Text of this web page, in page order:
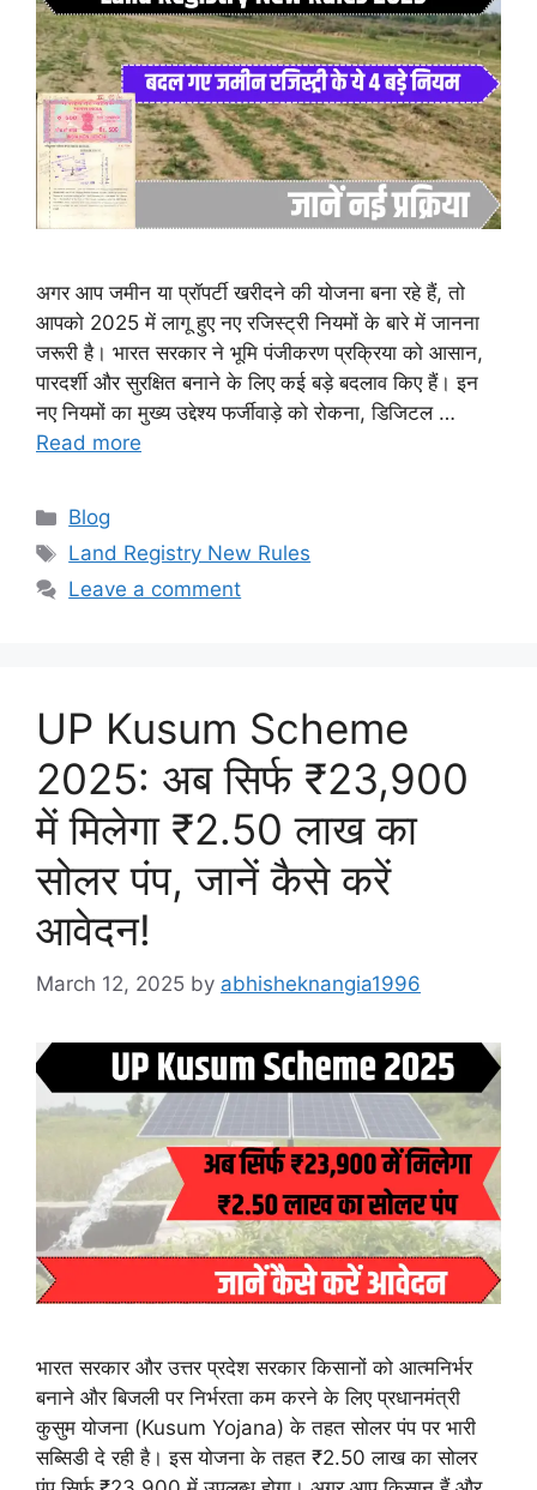
अगर आप जमीन या प्रॉपर्टी खरीदने की योजना बना रहे हैं, तो
आपको 2025 में लागू हुए नए रजिस्ट्री नियमों के बारे में जानना
जरूरी है। भारत सरकार ने भूमि पंजीकरण प्रक्रिया को आसान,
पारदर्शी और सुरक्षित बनाने के लिए कई बड़े बदलाव किए हैं। इन
नए नियमों का मुख्य उद्देश्य फर्जीवाड़े को रोकना, डिजिटल …
Read more
Categories
Blog
Tags
Land Registry New Rules
Leave a comment
UP Kusum Scheme
2025: अब सिर्फ ₹23,900
में मिलेगा ₹2.50 लाख का
सोलर पंप, जानें कैसे करें
आवेदन!
March 12, 2025 by abhisheknangia1996
भारत सरकार और उत्तर प्रदेश सरकार किसानों को आत्मनिर्भर
बनाने और बिजली पर निर्भरता कम करने के लिए प्रधानमंत्री
कुसुम योजना (Kusum Yojana) के तहत सोलर पंप पर भारी
सब्सिडी दे रही है। इस योजना के तहत ₹2.50 लाख का सोलर